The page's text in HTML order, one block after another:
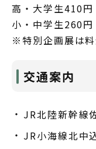
高・大学生410円
小・中学生260円
※特別企画展は料
交通案内
JR北陸新幹線
JR小海線北中